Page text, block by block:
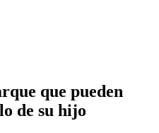
que pueden
de su hijo